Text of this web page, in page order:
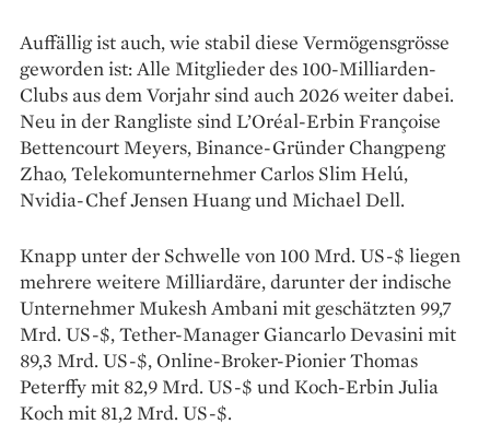
Auffällig ist auch, wie stabil diese Vermögensgrösse
geworden ist: Alle Mitglieder des 100-Milliarden-
Clubs aus dem Vorjahr sind auch 2026 weiter dabei.
Neu in der Rangliste sind L’Oréal-Erbin Françoise
Bettencourt Meyers, Binance-Gründer Changpeng
Zhao, Telekomunternehmer Carlos Slim Helú,
Nvidia-Chef Jensen Huang und Michael Dell.
Knapp unter der Schwelle von 100 Mrd. US-$ liegen
mehrere weitere Milliardäre, darunter der indische
Unternehmer Mukesh Ambani mit geschätzten 99,7
Mrd. US-$, Tether-Manager Giancarlo Devasini mit
89,3 Mrd. US-$, Online-Broker-Pionier Thomas
Peterffy mit 82,9 Mrd. US-$ und Koch-Erbin Julia
Koch mit 81,2 Mrd. US-$.